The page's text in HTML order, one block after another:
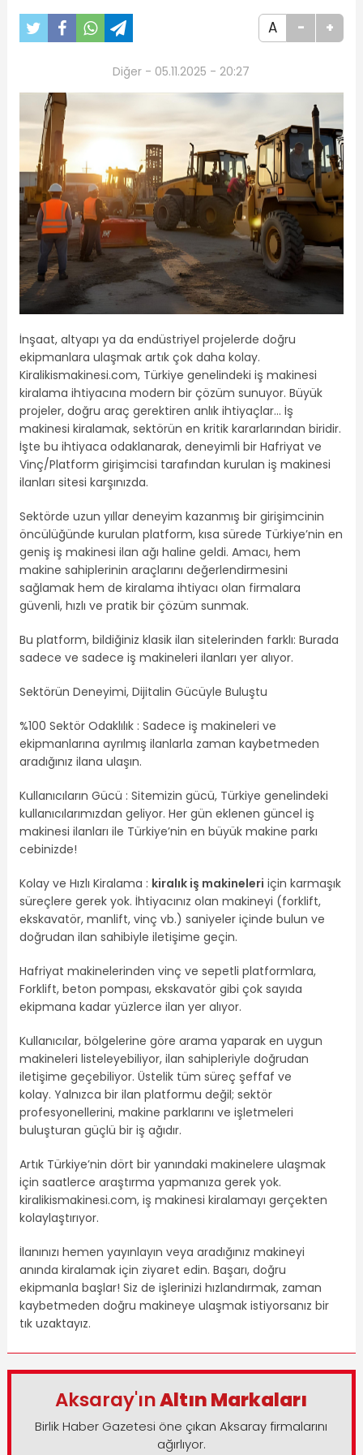
A - +
Diğer - 05.11.2025 - 20:27
İnşaat, altyapı ya da endüstriyel projelerde doğru
ekipmanlara ulaşmak artık çok daha kolay.
Kiralikismakinesi.com, Türkiye genelindeki iş makinesi
kiralama ihtiyacına modern bir çözüm sunuyor. Büyük
projeler, doğru araç gerektiren anlık ihtiyaçlar… İş
makinesi kiralamak, sektörün en kritik kararlarından biridir.
İşte bu ihtiyaca odaklanarak, deneyimli bir Hafriyat ve
Vinç/Platform girişimcisi tarafından kurulan iş makinesi
ilanları sitesi karşınızda.
Sektörde uzun yıllar deneyim kazanmış bir girişimcinin
öncülüğünde kurulan platform, kısa sürede Türkiye’nin en
geniş iş makinesi ilan ağı haline geldi. Amacı, hem
makine sahiplerinin araçlarını değerlendirmesini
sağlamak hem de kiralama ihtiyacı olan firmalara
güvenli, hızlı ve pratik bir çözüm sunmak.
Bu platform, bildiğiniz klasik ilan sitelerinden farklı: Burada
sadece ve sadece iş makineleri ilanları yer alıyor.
Sektörün Deneyimi, Dijitalin Gücüyle Buluştu
%100 Sektör Odaklılık : Sadece iş makineleri ve
ekipmanlarına ayrılmış ilanlarla zaman kaybetmeden
aradığınız ilana ulaşın.
Kullanıcıların Gücü : Sitemizin gücü, Türkiye genelindeki
kullanıcılarımızdan geliyor. Her gün eklenen güncel iş
makinesi ilanları ile Türkiye’nin en büyük makine parkı
cebinizde!
Kolay ve Hızlı Kiralama : kiralık iş makineleri için karmaşık
süreçlere gerek yok. İhtiyacınız olan makineyi (forklift,
ekskavatör, manlift, vinç vb.) saniyeler içinde bulun ve
doğrudan ilan sahibiyle iletişime geçin.
Hafriyat makinelerinden vinç ve sepetli platformlara,
Forklift, beton pompası, ekskavatör gibi çok sayıda
ekipmana kadar yüzlerce ilan yer alıyor.
Kullanıcılar, bölgelerine göre arama yaparak en uygun
makineleri listeleyebiliyor, ilan sahipleriyle doğrudan
iletişime geçebiliyor. Üstelik tüm süreç şeffaf ve
kolay. Yalnızca bir ilan platformu değil; sektör
profesyonellerini, makine parklarını ve işletmeleri
buluşturan güçlü bir iş ağıdır.
Artık Türkiye’nin dört bir yanındaki makinelere ulaşmak
için saatlerce araştırma yapmanıza gerek yok.
kiralikismakinesi.com, iş makinesi kiralamayı gerçekten
kolaylaştırıyor.
İlanınızı hemen yayınlayın veya aradığınız makineyi
anında kiralamak için ziyaret edin. Başarı, doğru
ekipmanla başlar! Siz de işlerinizi hızlandırmak, zaman
kaybetmeden doğru makineye ulaşmak istiyorsanız bir
tık uzaktayız.
Aksaray'ınAltın Markaları
Birlik Haber Gazetesi öne çıkan Aksaray firmalarını
ağırlıyor.